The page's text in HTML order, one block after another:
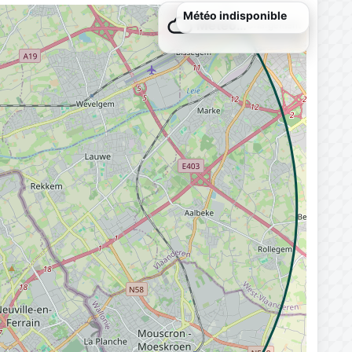
Météo…Chargement